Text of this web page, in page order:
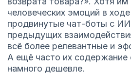
человеческих эмоций в
продвинутые чат-боты с ИИ
предыдущих
всё более релевантные и
А ещё часто их содержание
намного дешевле.